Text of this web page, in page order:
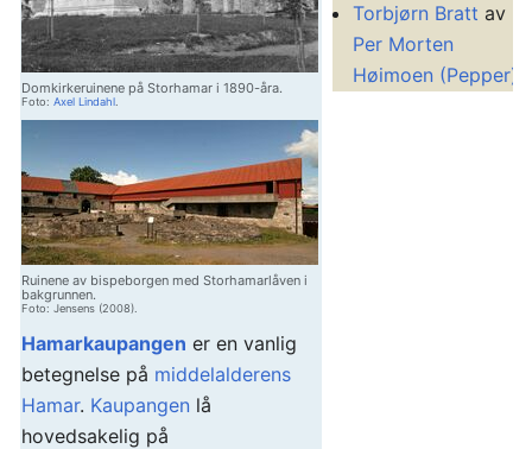
Domkirkeruinene på Storhamar i 1890-åra.
Foto: Axel Lindahl
Ruinene av bispeborgen med Storhamarlåven i
bakgrunnen.
Foto: Jensens (2008).
Hamarkaupangen er en vanlig
betegnelse på middelalderens
Hamar. Kaupangen lå
hovedsakelig på
Torbjørn Bratt av
Per Morten
Høimoen (Pepper)